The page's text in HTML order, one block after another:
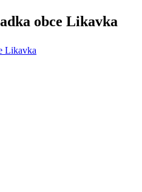
obce Likavka